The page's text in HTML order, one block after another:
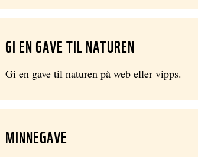
GI EN GAVE TIL NATUREN
Gi en gave til naturen på web eller vipps.
MINNEGAVE